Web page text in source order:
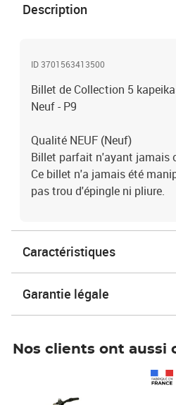
Description
ID 3701563413500
Billet de Collection 5
Neuf - P9
Qualité NEUF (Neuf)
Billet parfait n'ayant jamais
Ce billet n'a jamais été
pas trou d'épingle ni pliure.
Caractéristiques
Garantie légale
Nos clients ont aussi